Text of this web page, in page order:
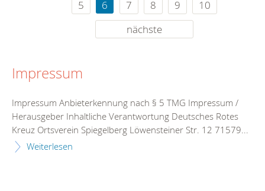
5
6 7 8 9
10
nächste
Impressum
Impressum Anbieterkennung nach § 5 TMG Impressum /
Herausgeber Inhaltliche Verantwortung Deutsches Rotes
Kreuz Ortsverein Spiegelberg Löwensteiner Str. 12 71579...
Weiterlesen